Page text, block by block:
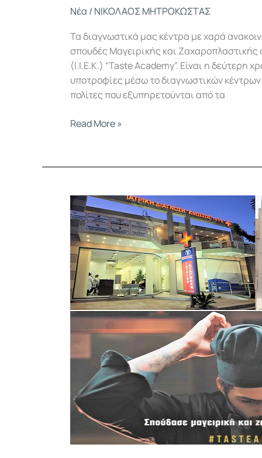
Νέα / ΝΙΚΟΛΑΟΣ ΜΗΤΡΟΚΩΣΤΑΣ
Τα διαγνωστικά μας κέντρα με χαρά
σπουδές Μαγειρικής και Ζαχαροπλαστικής
(Ι.Ι.Ε.Κ.) “Taste Academy”. Είναι η δεύτερη
υποτροφίες μέσω το διαγνωστικών
πολίτες που εξυπηρετούνται από τα
Read More »
Πέντε
συνολικά
υποτροφίες
για
σπουδές
Μαγειρικής
και
Ζαχαροπλαστικής
από
τα
διαγνωστικά
μας
κέντρα
και
την
Taste
Academy